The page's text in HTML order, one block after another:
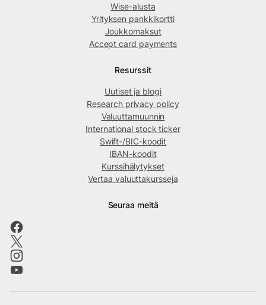
Wise-alusta
Yrityksen pankkikortti
Joukkomaksut
Accept card payments
Resurssit
Uutiset ja blogi
Research privacy policy
Valuuttamuunnin
International stock ticker
Swift-/BIC-koodit
IBAN-koodit
Kurssihälytykset
Vertaa valuuttakursseja
Seuraa meitä